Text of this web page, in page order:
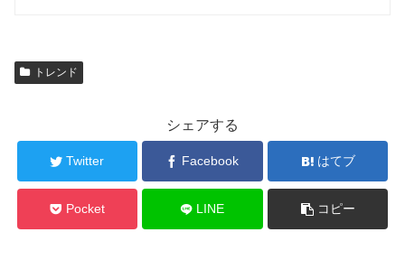
トレンド
シェアする
Twitter Facebook はてブ
Pocket LINE コピー